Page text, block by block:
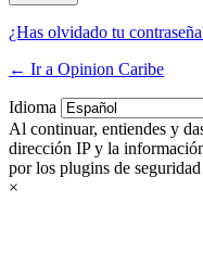
¿Has olvidado tu
← Ir a Opinion Caribe
Idioma
Al continuar, entiendes y
dirección IP y la
por los plugins de
×